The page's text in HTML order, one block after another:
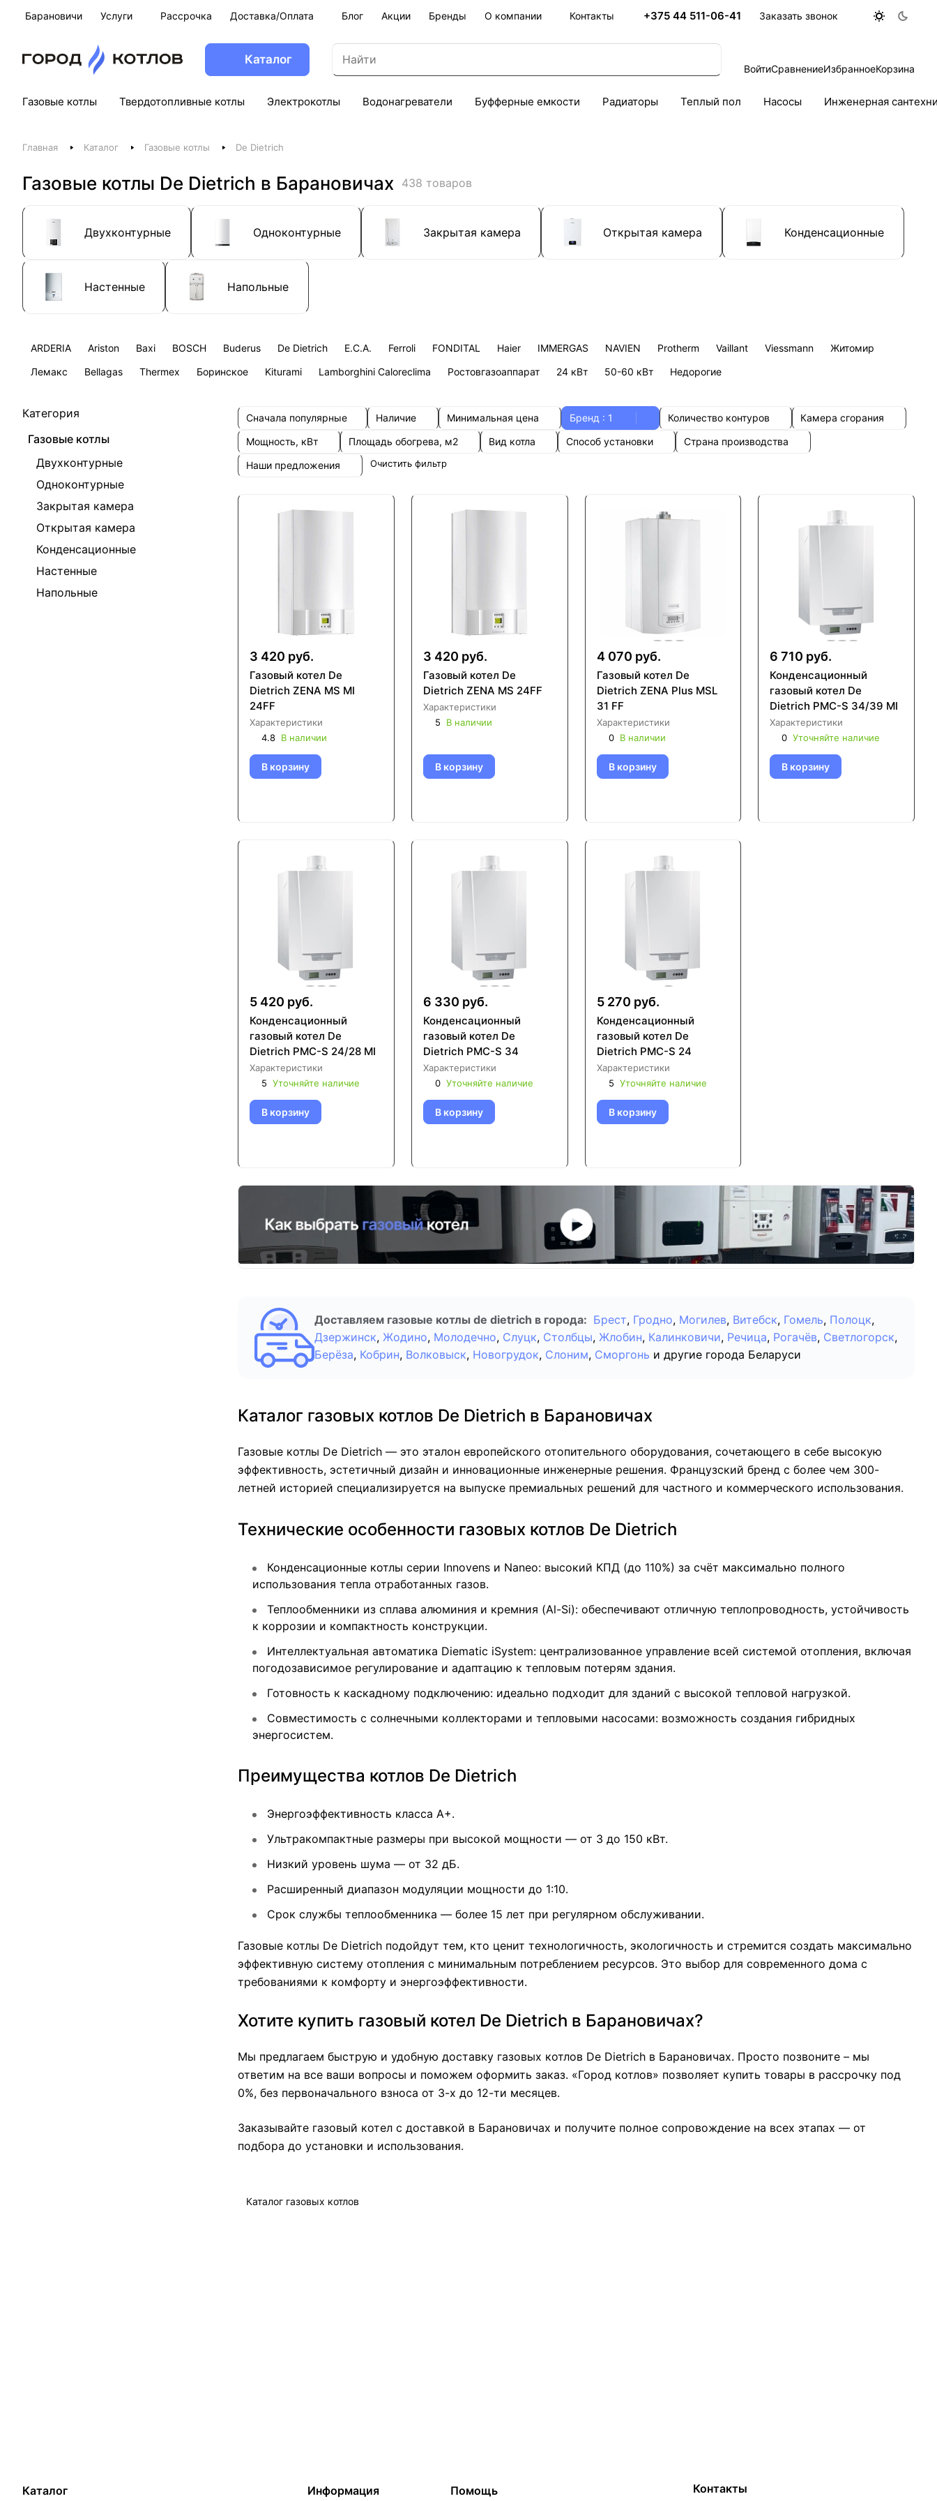
Барановичи Услуги Рассрочка Доставка/Оплата Блог Акции Бренды О компании Контакты +375 44 511-06-41 Заказать звонок
Каталог
ВойтиСравнениеИзбранноеКорзина
Газовые котлы Твердотопливные котлы Электрокотлы Водонагреватели Буфферные емкости Радиаторы Теплый пол Насосы Инженерная
Главная Каталог Газовые котлы De Dietrich
Газовые котлы De Dietrich в Барановичах 438 товаров
Двухконтурные Одноконтурные Закрытая камера Открытая камера Конденсационные
Настенные Напольные
ARDERIA Ariston Baxi BOSCH Buderus De Dietrich E.C.A. Ferroli FONDITAL Haier IMMERGAS NAVIEN Protherm Vaillant Viessmann
Житомир
Лемакс
Bellagas Thermex Боринское Kiturami Lamborghini Caloreclima Ростовгазоаппарат 24 кВт 50-60 кВт Недорогие
Категория
Газовые котлы
Двухконтурные
Одноконтурные
Закрытая камера
Открытая камера
Конденсационные
Настенные
Напольные
Сначала популярные Наличие Минимальная цена Бренд : 1 Количество контуров
Камера сгорания
Мощность, кВт
Площадь обогрева, м2 Вид котла Способ установки
Страна производства
Наши предложения
Очистить фильтр
3 420 руб.
Газовый котел De
Dietrich ZENA MS MI
24FF
Характеристики
4.8 В наличии
В корзину
3 420 руб.
Газовый котел De
Dietrich ZENA MS 24FF
Характеристики
5
В наличии
В корзину
4 070 руб.
Газовый котел De
Dietrich ZENA Plus MSL
31 FF
Характеристики
0 В наличии
В корзину
6 710 руб.
Конденсационный
газовый котел De
Dietrich PMC-S 34/39 MI
Характеристики
0 Уточняйте наличие
В корзину
5 420 руб.
Конденсационный
газовый котел De
Dietrich PMC-S 24/28 MI
Характеристики
5 Уточняйте наличие
В корзину
6 330 руб.
Конденсационный
газовый котел De
Dietrich PMC-S 34
Характеристики
0 Уточняйте наличие
В корзину
5 270 руб.
Конденсационный
газовый котел De
Dietrich PMC-S 24
Характеристики
5 Уточняйте наличие
В корзину
Доставляем газовые котлы de dietrich в города: Брест, Гродно, Могилев, Витебск, Гомель, Полоцк,
Дзержинск, Жодино, Молодечно, Слуцк, Столбцы, Жлобин, Калинковичи, Речица, Рогачёв, Светлогорск,
Берёза, Кобрин, Волковыск, Новогрудок, Слоним, Сморгонь и другие города Беларуси
Каталог газовых котлов De Dietrich в Барановичах
Газовые котлы De Dietrich — это эталон европейского отопительного оборудования, сочетающего в себе высокую
эффективность, эстетичный дизайн и инновационные инженерные решения. Французский бренд с более чем 300-
летней историей специализируется на выпуске премиальных решений для частного и коммерческого использования.
Технические особенности газовых котлов De Dietrich
Конденсационные котлы серии Innovens и Naneo: высокий КПД (до 110%) за счёт максимально полного
использования тепла отработанных газов.
Теплообменники из сплава алюминия и кремния (Al-Si): обеспечивают отличную теплопроводность, устойчивость
к коррозии и компактность конструкции.
Интеллектуальная автоматика Diematic iSystem: централизованное управление всей системой отопления, включая
погодозависимое регулирование и адаптацию к тепловым потерям здания.
Готовность к каскадному подключению: идеально подходит для зданий с высокой тепловой нагрузкой.
Совместимость с солнечными коллекторами и тепловыми насосами: возможность создания гибридных
энергосистем.
Преимущества котлов De Dietrich
Энергоэффективность класса A+.
Ультракомпактные размеры при высокой мощности — от 3 до 150 кВт.
Низкий уровень шума — от 32 дБ.
Расширенный диапазон модуляции мощности до 1:10.
Срок службы теплообменника — более 15 лет при регулярном обслуживании.
Газовые котлы De Dietrich подойдут тем, кто ценит технологичность, экологичность и стремится создать максимально
эффективную систему отопления с минимальным потреблением ресурсов. Это выбор для современного дома с
требованиями к комфорту и энергоэффективности.
Хотите купить газовый котел De Dietrich в Барановичах?
Мы предлагаем быструю и удобную доставку газовых котлов De Dietrich в Барановичах. Просто позвоните – мы
ответим на все ваши вопросы и поможем оформить заказ. «Город котлов» позволяет купить товары в рассрочку под
0%, без первоначального взноса от 3-х до 12-ти месяцев.
Заказывайте газовый котел с доставкой в Барановичах и получите полное сопровождение на всех этапах — от
подбора до установки и использования.
Каталог газовых котлов
Каталог Информация Помощь Контакты